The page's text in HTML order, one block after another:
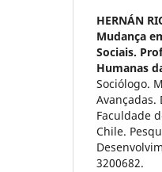
HERNÁN
Mudança
Sociais.
Humanas
Sociólogo.
Avançadas.
Faculdade
Chile.
3200682.